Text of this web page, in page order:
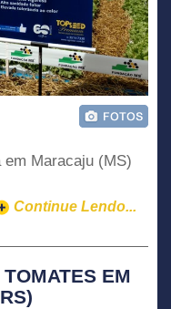
em Maracaju (MS)
Continue Lendo...
EM